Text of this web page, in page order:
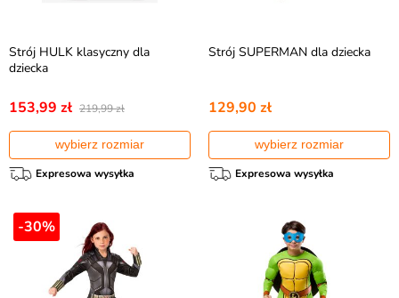
Strój HULK klasyczny dla
dziecka
153,99 zł 219,99 zł
wybierz rozmiar
Expresowa wysyłka
Strój SUPERMAN dla dziecka
129,90 zł
wybierz rozmiar
Expresowa wysyłka
-30%